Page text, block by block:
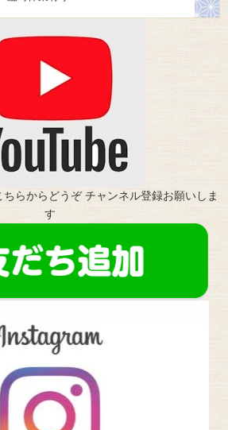
らからどうぞ チャンネル登録お願いしま
す